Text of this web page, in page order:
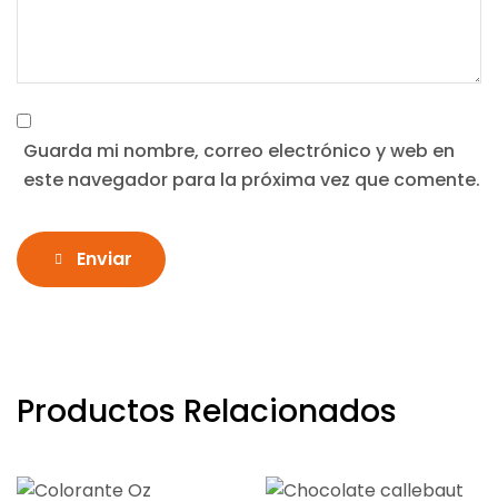
Guarda mi nombre, correo electrónico y web en
este navegador para la próxima vez que comente.
Enviar
Productos Relacionados